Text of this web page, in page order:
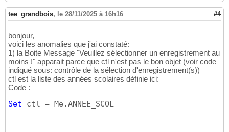
tee_grandbois, le 28/11/2025 à 16h16 #4
bonjour,
voici les anomalies que j'ai constaté:
1) la Boite Message "Veuillez sélectionner un enregistrement au
moins !" apparait parce que ctl n'est pas le bon objet (voir code
indiqué sous: contrôle de la sélection d'enregistrement(s))
ctl est la liste des années scolaires définie ici:
Code :
Set ctl = Me.ANNEE_SCOL